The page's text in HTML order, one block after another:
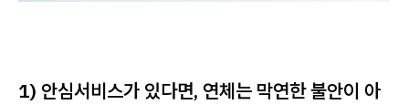
1) 안심서비스가 있다면, 연체는 막연한 불안이 아